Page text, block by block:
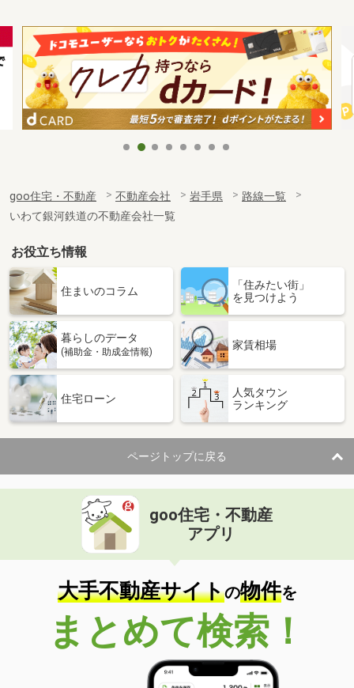
goo住宅・不動産 不動産会社 岩手県
路線一覧
いわて銀河鉄道の不動産会社一覧
お役立ち情報
住まいのコラム
「住みたい街」
を見つけよう
暮らしのデータ
(補助金・助成金情報)
家賃相場
住宅ローン
人気タウン
ランキング
ページトップに戻る
goo住宅・不動産
アプリ
大手不動産サイトの物件を
まとめて検索！